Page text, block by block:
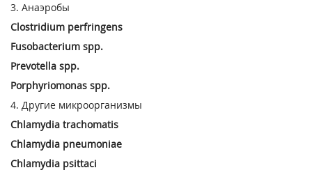
3. Анаэробы
Clostridium perfringens
Fusobacterium spp.
Prevotella spp.
Porphyriomonas spp.
4. Другие микроорганизмы
Chlamydia trachomatis
Chlamydia pneumoniae
Chlamydia psittaci